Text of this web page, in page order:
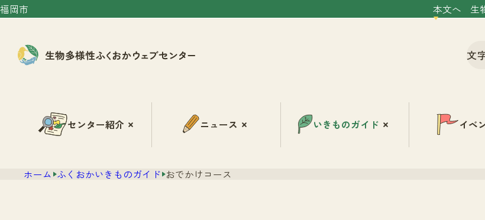
福岡市 本文へ 生
文
センター紹介 ニュース いきものガイド イベ
ホーム ふくおかいきものガイド おでかけコース